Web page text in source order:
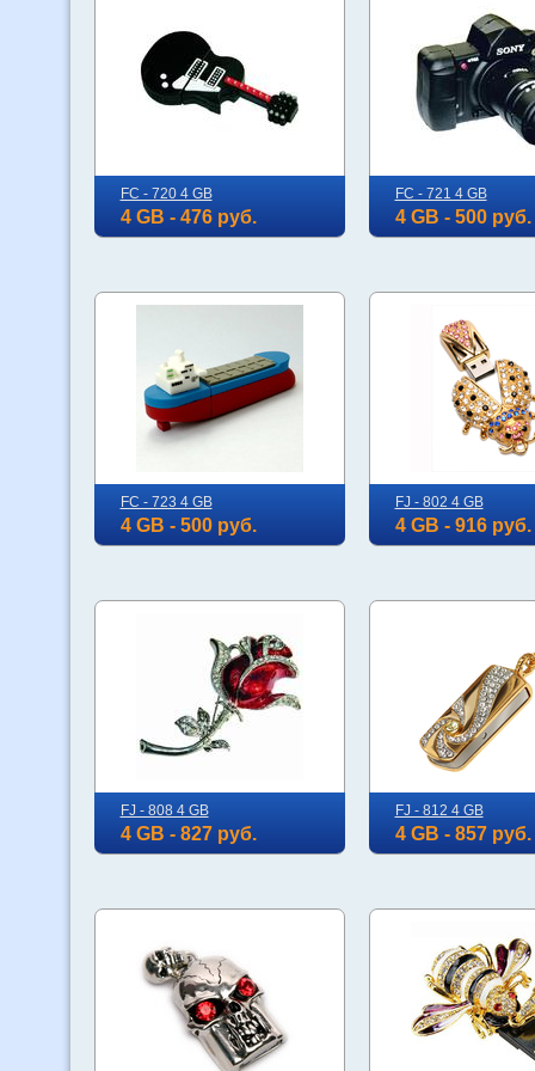
FC - 720 4 GB
4 GB - 476 руб.
FC - 721 4 GB
4 GB - 500 руб.
FC - 723 4 GB
4 GB - 500 руб.
FJ - 802 4 GB
4 GB - 916 руб.
FJ - 808 4 GB
4 GB - 827 руб.
FJ - 812 4 GB
4 GB - 857 руб.